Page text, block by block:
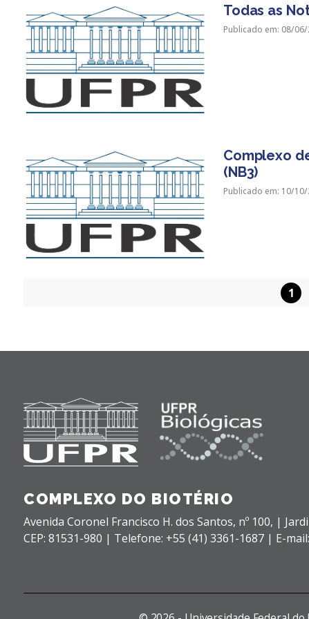
Todas as
Publicado em: 08/
Complexo
(NB3)
Publicado em: 10/10/
1
COMPLEXO DO BIOTÉRIO
Avenida Coronel Francisco H. dos Santos, nº 100, |
CEP: 81531-980 | Telefone: +55 (41) 3361-1687 | E-